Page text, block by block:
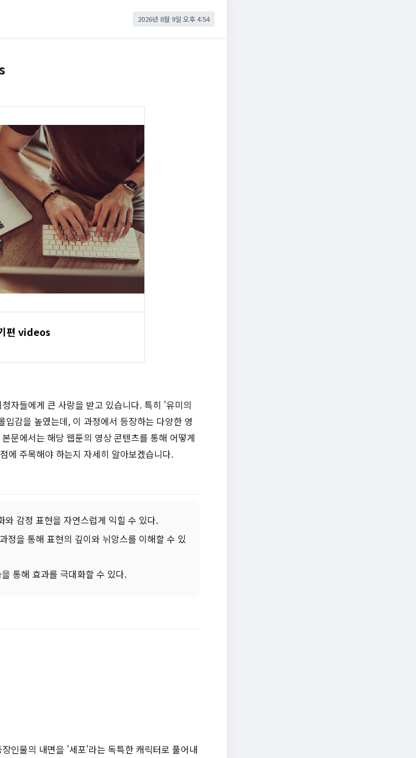
2026년 8월 9일 오후 4:54
편 videos
자들에게 큰 사랑을 받고 있습니다. 특히 '유미의
감을 높였는데, 이 과정에서 등장하는 다양한 영
문에서는 해당 웹툰의 영상 콘텐츠를 통해 어떻게
에 주목해야 하는지 자세히 알아보겠습니다.
와 감정 표현을 자연스럽게 익힐 수 있다.
정을 통해 표현의 깊이와 뉘앙스를 이해할 수 있
통해 효과를 극대화할 수 있다.
인물의 내면을 '세포'라는 독특한 캐릭터로 풀어내